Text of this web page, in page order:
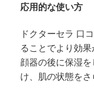
応用的な使い方
ドクターセラ 口
ることでより効
顔器の後に保湿
け、肌の状態をさ